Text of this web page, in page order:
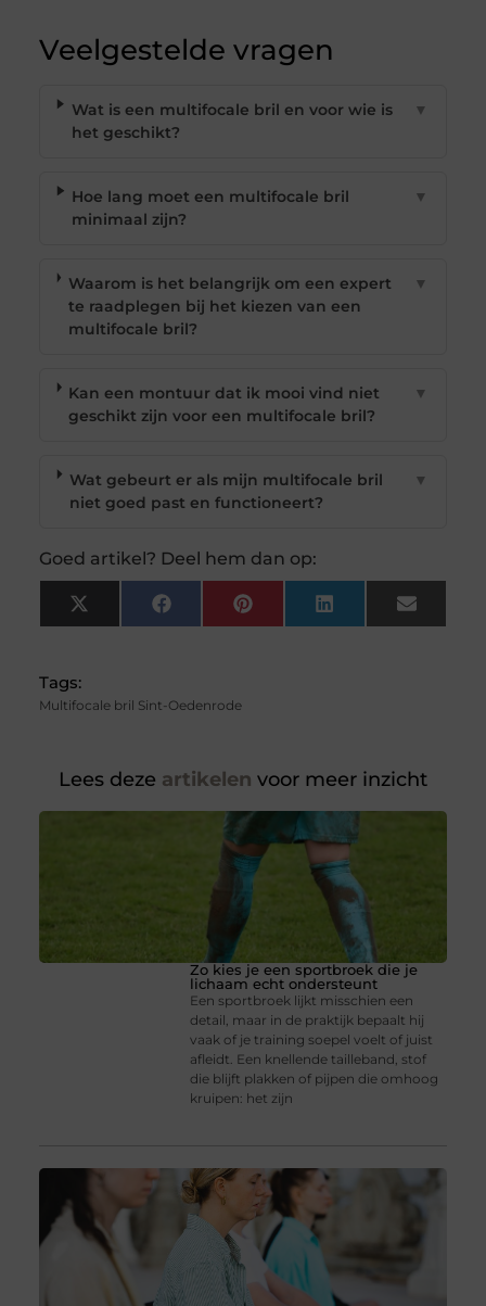
Veelgestelde vragen
Wat is een multifocale bril en voor wie is
het geschikt?
▼
Hoe lang moet een multifocale bril
minimaal zijn?
▼
Waarom is het belangrijk om een expert
te raadplegen bij het kiezen van een
multifocale bril?
▼
Kan een montuur dat ik mooi vind niet
geschikt zijn voor een multifocale bril?
▼
Wat gebeurt er als mijn multifocale bril
niet goed past en functioneert?
▼
Goed artikel? Deel hem dan op:
X
(Twitter)
FacebookPinterest LinkedIn Email
Tags:
Multifocale bril Sint-Oedenrode
Lees deze artikelen voor meer inzicht
Zo kies je een sportbroek die je
lichaam echt ondersteunt
Een sportbroek lijkt misschien een
detail, maar in de praktijk bepaalt hij
vaak of je training soepel voelt of juist
afleidt. Een knellende tailleband, stof
die blijft plakken of pijpen die omhoog
kruipen: het zijn